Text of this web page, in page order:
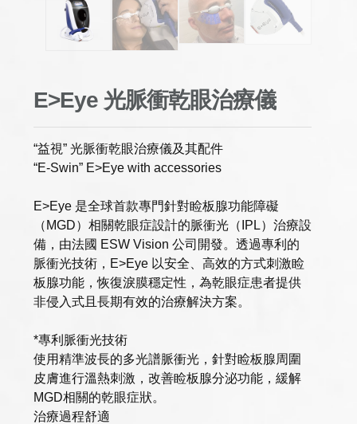
E>Eye 光脈衝乾眼治療儀
“益視” 光脈衝乾眼治療儀及其配件
“E-Swin” E>Eye with accessories
E>Eye 是全球首款專門針對睑板腺功能障礙
（MGD）相關乾眼症設計的脈衝光（IPL）治療設
備，由法國 ESW Vision 公司開發。透過專利的
脈衝光技術，E>Eye 以安全、高效的方式刺激睑
板腺功能，恢復淚膜穩定性，為乾眼症患者提供
非侵入式且長期有效的治療解決方案。
*專利脈衝光技術
使用精準波長的多光譜脈衝光，針對睑板腺周圍
皮膚進行溫熱刺激，改善睑板腺分泌功能，緩解
MGD相關的乾眼症狀。
治療過程舒適